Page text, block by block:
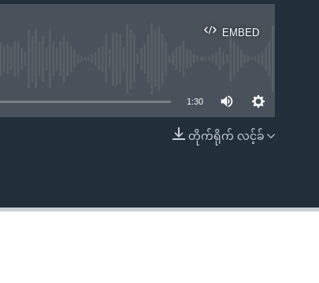
EMBED
EMBED
1:30
တိုက်ရိုက် လင့်ခ်